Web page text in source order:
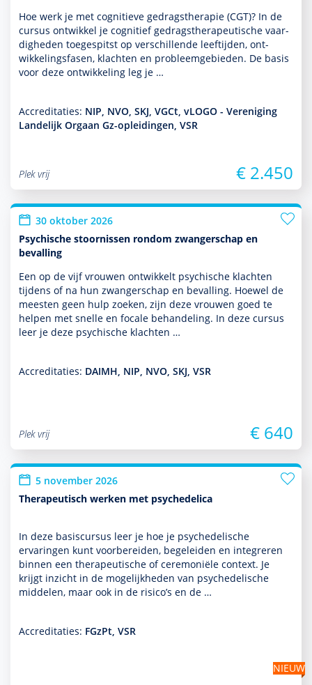
Hoe werk je met cogni­tieve gedrags­thera­pie (CGT)? In de
cursus ontwik­kel je cognitief gedrags­thera­peu­tische vaar­
dig­heden toegespitst op ver­schil­lende leeftijden, ont­
wikke­lingsfasen, klachten en probleemgebieden. De basis
voor deze ont­wikke­ling leg je …
Accreditaties: NIP, NVO, SKJ, VGCt, vLOGO - Vereniging
Landelijk Orgaan Gz-opleidingen, VSR
Plek vrij € 2.450
30 oktober 2026
Psychische stoornissen rondom zwangerschap en
bevalling
Een op de vijf vrouwen ontwik­kelt psychische klachten
tijdens of na hun zwangerschap en bevalling. Hoewel de
meesten geen hulp zoeken, zijn deze vrouwen goed te
helpen met snelle en focale behan­del­ing. In deze cursus
leer je deze psychische klachten …
Accreditaties: DAIMH, NIP, NVO, SKJ, VSR
Plek vrij € 640
5 november 2026
Therapeutisch werken met psychedelica
In deze basis­cursus leer je hoe je psychedelische
ervaringen kunt voorbereiden, bege­leiden en integreren
binnen een thera­peu­tische of ceremoniële context. Je
krijgt inzicht in de moge­lijk­heden van psychedelische
middelen, maar ook in de risico’s en de …
Accreditaties: FGzPt, VSR
NIEUW